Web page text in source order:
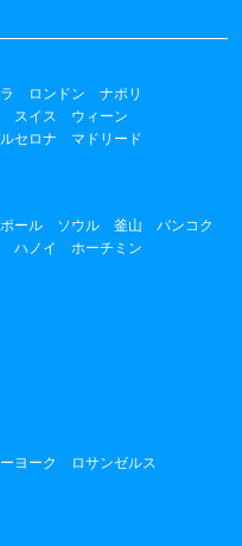
ロンドン
ナポリ
スイス
ウィーン
セロナ
マドリード
ール ソウル 釜山
バンコク
ハノイ
ホーチミン
ヨーク
ロサンゼルス